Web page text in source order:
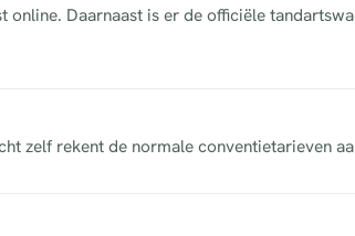
Daarnaast is er de officiële
zelf rekent de normale conventietarieven